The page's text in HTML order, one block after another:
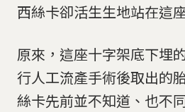
西絲卡卻活生生地站在這
原來，這座十字架底下埋
行人工流產手術後取出的
絲卡先前並不知道、也不